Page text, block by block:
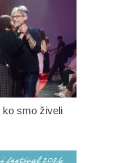
ko smo živeli